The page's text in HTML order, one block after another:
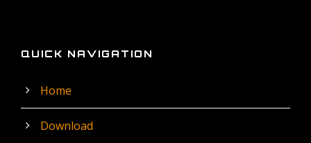
QUICK NAVIGATION
Home
Download